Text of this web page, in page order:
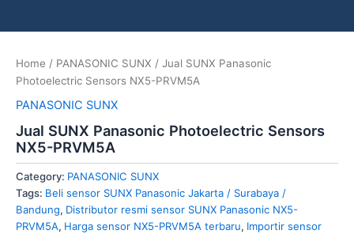
Home / PANASONIC SUNX / Jual SUNX Panasonic
Photoelectric Sensors NX5-PRVM5A
PANASONIC SUNX
Jual SUNX Panasonic Photoelectric Sensors
NX5-PRVM5A
Category: PANASONIC SUNX
Tags: Beli sensor SUNX Panasonic Jakarta / Surabaya /
Bandung, Distributor resmi sensor SUNX Panasonic NX5-
PRVM5A, Harga sensor NX5-PRVM5A terbaru, Importir sensor